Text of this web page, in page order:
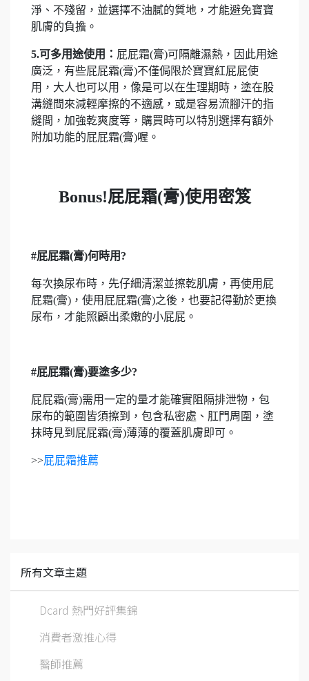
淨、不殘留，並選擇不油膩的質地，才能避免寶寶
肌膚的負擔。
5.可多用途使用： 屁屁霜(膏)可隔離濕熱，因此用途
廣泛，有些屁屁霜(膏)不僅侷限於寶寶紅屁屁使
用，大人也可以用，像是可以在生理期時，塗在股
溝縫間來減輕摩擦的不適感，或是容易流腳汗的指
縫間，加強乾爽度等，購買時可以特別選擇有額外
附加功能的屁屁霜(膏)喔。
Bonus!屁屁霜(膏)使用密笈
#屁屁霜(膏)何時用?
每次換尿布時，先仔細清潔並擦乾肌膚，再使用屁
屁霜(膏)，使用屁屁霜(膏)之後，也要記得勤於更換
尿布，才能照顧出柔嫩的小屁屁。
#屁屁霜(膏)要塗多少?
屁屁霜(膏)需用一定的量才能確實阻隔排泄物，包
尿布的範圍皆須擦到，包含私密處、肛門周圍，塗
抹時見到屁屁霜(膏)薄薄的覆蓋肌膚即可。
>>屁屁霜推薦
所有文章主題
Dcard 熱門好評集錦
消費者激推心得
醫師推薦